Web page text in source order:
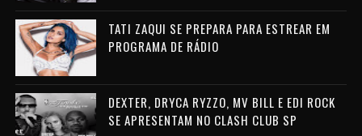
TATI ZAQUI SE PREPARA PARA ESTREAR EM
PROGRAMA DE RÁDIO
DEXTER, DRYCA RYZZO, MV BILL E EDI ROCK
SE APRESENTAM NO CLASH CLUB SP